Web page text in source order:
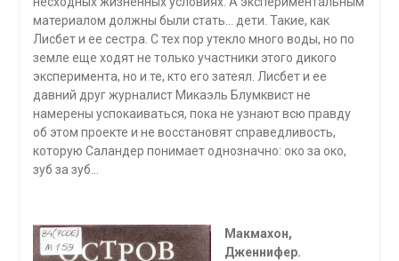
материалом должны были стать… дети. Такие, как
Лисбет и ее сестра. С тех пор утекло много воды, но по
земле еще ходят не только участники этого дикого
эксперимента, но и те, кто его затеял. Лисбет и ее
давний друг журналист Микаэль Блумквист не
намерены успокаиваться, пока не узнают всю правду
об этом проекте и не восстановят справедливость,
которую Саландер понимает однозначно: око за око,
зуб за зуб…
Макмахон,
Дженнифер.